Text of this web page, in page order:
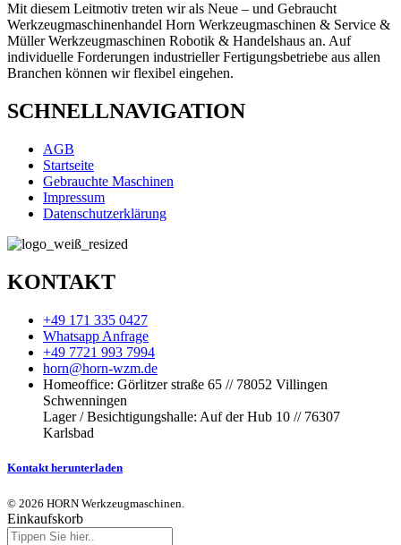
Mit diesem Leitmotiv treten wir als Neue – und Gebraucht
Werkzeugmaschinenhandel Horn Werkzeugmaschinen & Service &
Müller Werkzeugmaschinen Robotik & Handelshaus an. Auf
individuelle Forderungen industrieller Fertigungsbetriebe aus allen
Branchen können wirflexibel eingehen.
SCHNELLNAVIGATION
AGB
Startseite
Gebrauchte Maschinen
Impressum
Datenschutzerklärung
KONTAKT
+49 171 335 0427
Whatsapp Anfrage
+49 7721 993 7994
horn@horn-wzm.de
Homeoffice: Görlitzer straße 65 // 78052 Villingen
Schwenningen
Lager / Besichtigungshalle: Auf der Hub 10 // 76307
Karlsbad
Kontakt herunterladen
© 2026 HORN Werkzeugmaschinen.
Einkaufskorb